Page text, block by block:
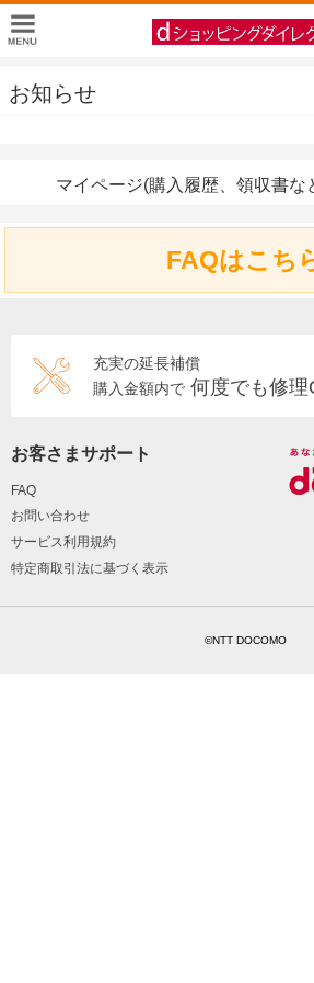
お知らせ
マイページ(購入履歴、領収書な
FAQはこち
充実の延長補償
購入金額内で 何度でも修理
お客さまサポート
FAQ
お問い合わせ
サービス利用規約
特定商取引法に基づく表示
©NTT DOCOMO